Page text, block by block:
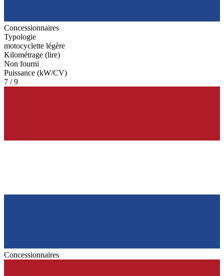
Concessionnaires
Typologie
motocyclette légère
Kilométrage (lire)
Non fourni
Puissance (kW/CV)
7 / 9
Concessionnaires